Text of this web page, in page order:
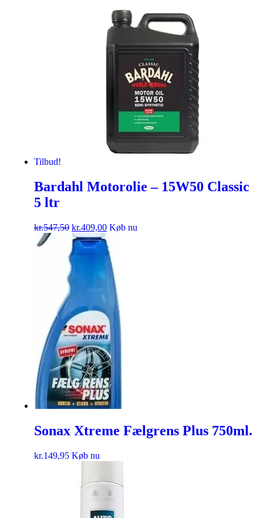
Tilbud!
Bardahl Motorolie – 15W50 Classic
5 ltr
kr.547,50 kr.409,00 Køb nu
Sonax Xtreme Fælgrens Plus 750ml.
kr.149,95 Køb nu